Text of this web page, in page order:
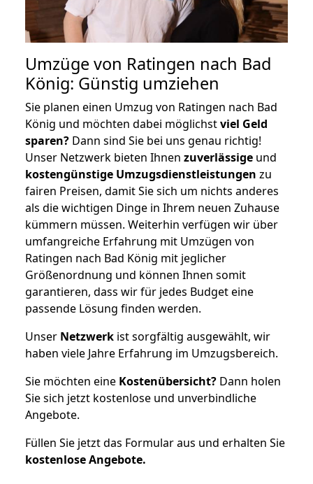
Umzüge von Ratingen nach Bad
König: Günstig umziehen
Sie planen einen Umzug von Ratingen nach Bad
König und möchten dabei möglichstviel Geld
sparen? Dann sind Sie bei uns genau richtig!
Unser Netzwerk bieten Ihnen zuverlässige und
kostengünstige Umzugsdienstleistungen zu
fairen Preisen, damit Sie sich um nichts anderes
als die wichtigen Dinge in Ihrem neuen Zuhause
kümmern müssen. Weiterhin verfügen wir über
umfangreiche Erfahrung mit Umzügen von
Ratingen nach Bad König mit jeglicher
Größenordnung und können Ihnen somit
garantieren, dass wir für jedes Budget eine
passende Lösung finden werden.
Unser Netzwerk ist sorgfältig ausgewählt, wir
haben viele Jahre Erfahrung im Umzugsbereich.
Sie möchten eine Kostenübersicht? Dann holen
Sie sich jetzt kostenlose und unverbindliche
Angebote.
Füllen Sie jetzt das Formular aus und erhalten Sie
kostenloseAngebote.